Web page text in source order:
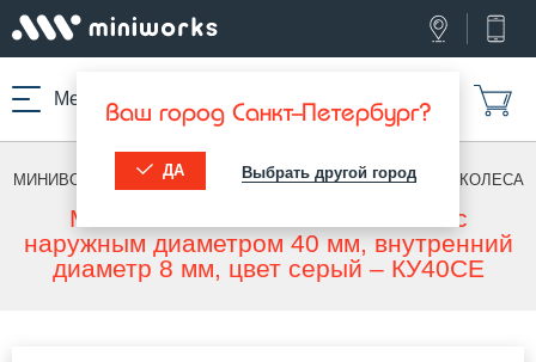
Меню Ваш город Санкт-Петербург?
ДА Выбрать другой город
МИНИВОРКС ПРО /МЕБЕЛЬНЫЕ КОЛЕСА /МЕБЕЛЬНЫЕ КОЛЕСА
Мебельное пластиковое колесо с
наружным диаметром 40 мм, внутренний
диаметр 8 мм, цвет серый – КУ40СЕ